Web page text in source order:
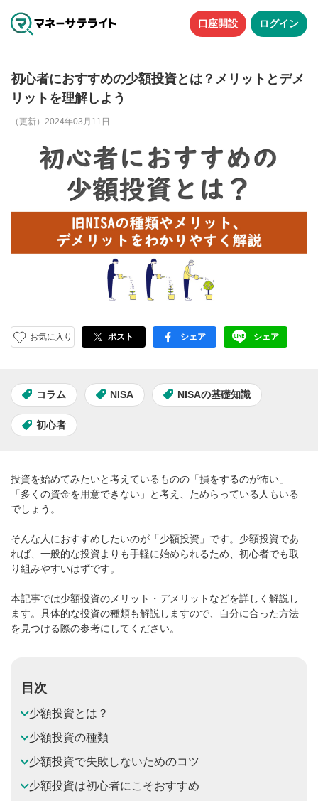
口座開設 ログイン
初心者におすすめの少額投資とは？メリットとデメ
リットを理解しよう
（更新）2024年03月11日
お気に入り ポスト facebook
シェア LINE
シェア
コラム NISA NISAの基礎知識
初心者
投資を始めてみたいと考えているものの「損をするのが怖い」
「多くの資金を用意できない」と考え、ためらっている人もいる
でしょう。
そんな人におすすめしたいのが「少額投資」です。少額投資であ
れば、一般的な投資よりも手軽に始められるため、初心者でも取
り組みやすいはずです。
本記事では少額投資のメリット・デメリットなどを詳しく解説し
ます。具体的な投資の種類も解説しますので、自分に合った方法
を見つける際の参考にしてください。
目次
少額投資とは？
少額投資の種類
少額投資で失敗しないためのコツ
少額投資は初心者にこそおすすめ